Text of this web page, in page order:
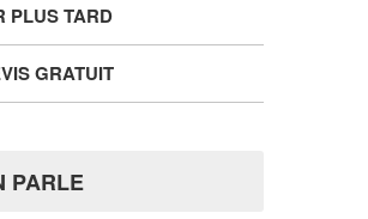
PLUS TARD
GRATUIT
PARLE